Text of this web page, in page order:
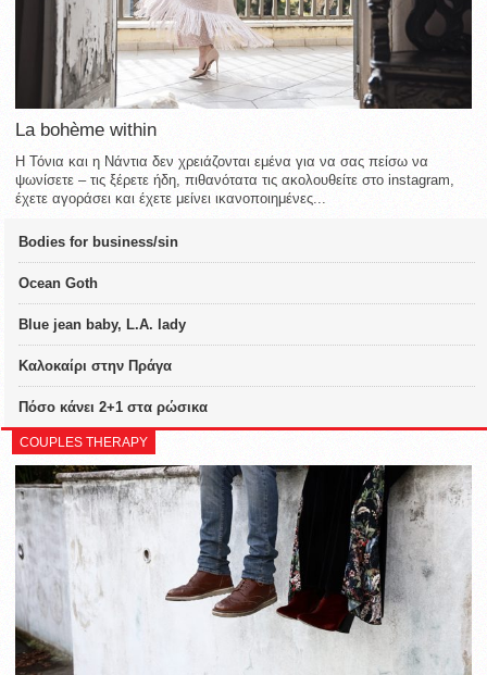
La bohème within
Η Τόνια και η Νάντια δεν χρειάζονται εμένα για να σας πείσω να
ψωνίσετε – τις ξέρετε ήδη, πιθανότατα τις ακολουθείτε στο instagram,
έχετε αγοράσει και έχετε μείνει ικανοποιημένες...
Bodies for business/sin
Ocean Goth
Blue jean baby, L.A. lady
Καλοκαίρι στην Πράγα
Πόσο κάνει 2+1 στα ρώσικα
COUPLES THERAPY